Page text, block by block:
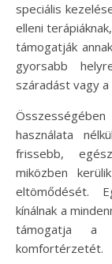
speciális
elleni
támogatják
gyorsabb
száradást vagy a
használata
frissebb,
miközben
eltömődését.
kínálnak a
támogatja a
komfortérzetét.